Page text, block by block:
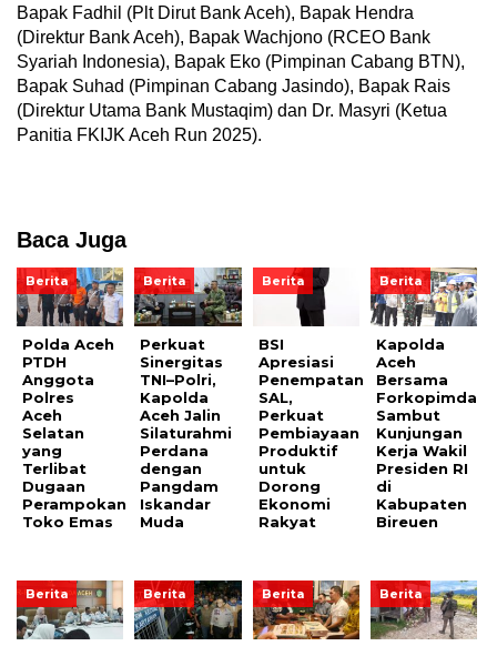
Bapak Fadhil (Plt Dirut Bank Aceh), Bapak Hendra
(Direktur Bank Aceh), Bapak Wachjono (RCEO Bank
Syariah Indonesia), Bapak Eko (Pimpinan Cabang BTN),
Bapak Suhad (Pimpinan Cabang Jasindo), Bapak Rais
(Direktur Utama Bank Mustaqim) dan Dr. Masyri (Ketua
Panitia FKIJK Aceh Run 2025).
Baca Juga
Berita
Polda Aceh
PTDH
Anggota
Polres
Aceh
Selatan
yang
Terlibat
Dugaan
Perampokan
Toko Emas
Berita
Perkuat
Sinergitas
TNI–Polri,
Kapolda
Aceh Jalin
Silaturahmi
Perdana
dengan
Pangdam
Iskandar
Muda
Berita
BSI
Apresiasi
Penempatan
SAL,
Perkuat
Pembiayaan
Produktif
untuk
Dorong
Ekonomi
Rakyat
Berita
Kapolda
Aceh
Bersama
Forkopimda
Sambut
Kunjungan
Kerja Wakil
Presiden RI
di
Kabupaten
Bireuen
Berita Berita Berita Berita